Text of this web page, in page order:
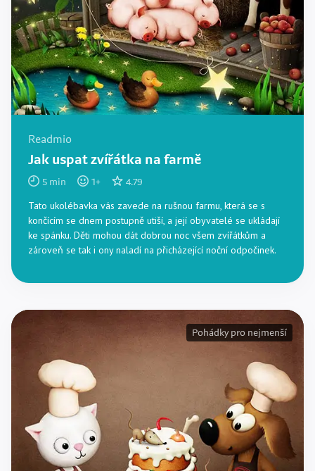
Readmio
Jak uspat zvířátka na farmě
5 min 1+ 4.79
Tato ukolébavka vás zavede na rušnou farmu, která se s
končícím se dnem postupně utiší, a její obyvatelé se ukládají
ke spánku. Děti mohou dát dobrou noc všem zvířátkům a
zároveň se tak i ony naladí na přicházející noční odpočinek.
Pohádky pro nejmenší